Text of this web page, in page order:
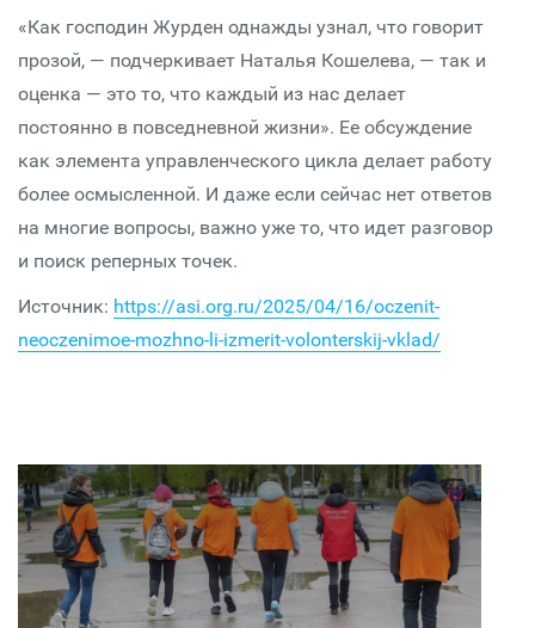
«Как господин Журден однажды узнал, что говорит
прозой, — подчеркивает Наталья Кошелева, — так и
оценка — это то, что каждый из нас делает
постоянно в повседневной жизни». Ее обсуждение
как элемента управленческого цикла делает работу
более осмысленной. И даже если сейчас нет ответов
на многие вопросы, важно уже то, что идет разговор
и поиск реперных точек.
Источник: https://asi.org.ru/2025/04/16/oczenit-
neoczenimoe-mozhno-li-izmerit-volonterskij-vklad/